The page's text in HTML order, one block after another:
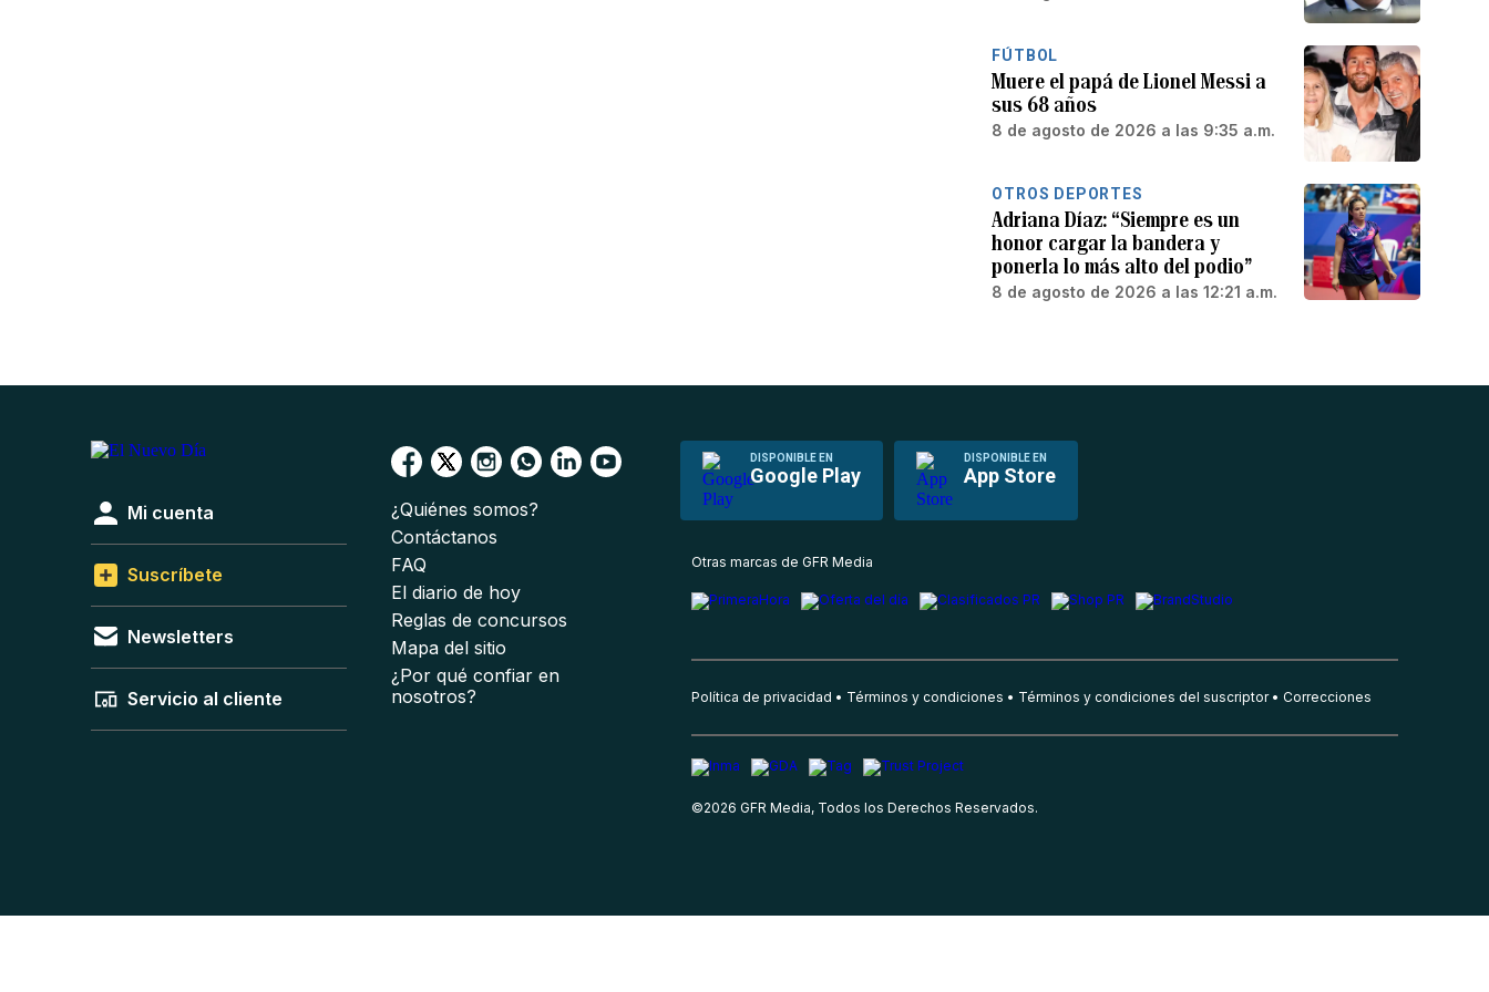
FÚTBOL
Muere el papá de Lionel Messi a
sus 68 años
8 de agosto de 2026 a las 9:35 a.m.
OTROS DEPORTES
Adriana Díaz: “Siempre es un
honor cargar la bandera y
ponerla lo más alto del podio”
8 de agosto de 2026 a las 12:21 a.m.
DISPONIBLE EN
Google Play
DISPONIBLE EN
App Store
Mi cuenta
Suscríbete
Newsletters
Servicio al cliente
¿Quiénes somos?
Contáctanos
FAQ
El diario de hoy
Reglas de concursos
Mapa del sitio
¿Por qué confiar en
nosotros?
Otras marcas de GFR Media
Política de privacidad Términos y condiciones Términos y condiciones del suscriptor Correcciones
©2026 GFR Media, Todos los Derechos Reservados.